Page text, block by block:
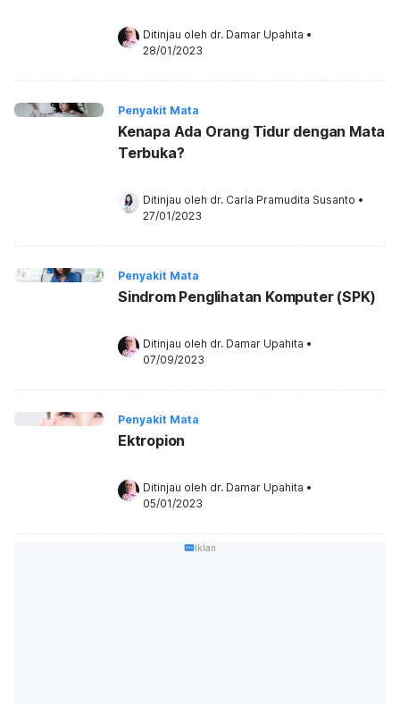
Ditinjau oleh dr. Damar Upahita •
28/01/2023
Penyakit Mata
Kenapa Ada Orang Tidur dengan Mata
Terbuka?
Ditinjau oleh dr. Carla Pramudita Susanto •
27/01/2023
Penyakit Mata
Sindrom Penglihatan Komputer (SPK)
Ditinjau oleh dr. Damar Upahita •
07/09/2023
Penyakit Mata
Ektropion
Ditinjau oleh dr. Damar Upahita •
05/01/2023
Iklan